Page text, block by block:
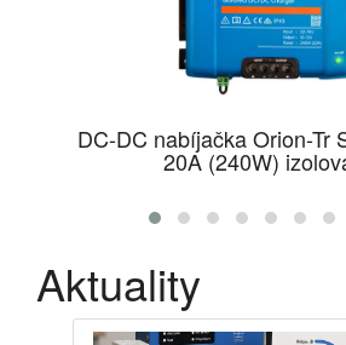
DC-DC nabíjačka Orion-Tr
20A (240W)
Aktuality